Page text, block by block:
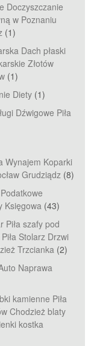
Doczyszczanie
w Poznaniu
(1)
Dach płaski
Złotów
(1)
Diety (1)
Dźwigowe Piła
Wynajem Koparki
Grudziądz (8)
Księgowa (43)
Piła szafy pod
Stolarz Drzwi
Trzcianka (2)
Naprawa
kamienne Piła
Chodzież blaty
kostka